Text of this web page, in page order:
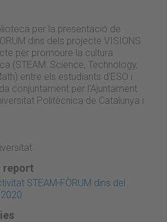
per la presentació de
dins dels projecte VISIONS.
per promoure la cultura
(STEAM: Science, Technology,
entre els estudiants d’ESO i
conjuntament per l’Ajuntament
Politècnica de Catalunya i
report
STEAM-FÒRUM dins del